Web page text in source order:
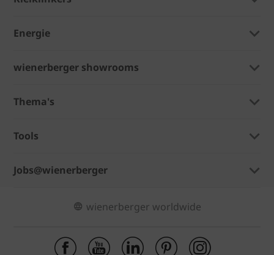
Energie
wienerberger showrooms
Thema's
Tools
Jobs@wienerberger
wienerberger worldwide